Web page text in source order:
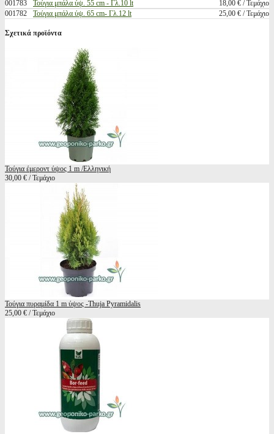
001783
Τούγια μπάλα ύψ. 55 cm - Γλ.10 lt
18,00 € / Τεμάχιο
001782
Τούγια μπάλα ύψ. 65 cm- Γλ.12 lt 25,00 € / Τεμάχιο
Σχετικά προϊόντα
Τούγια έμεροντ ύψος 1 m /Ελληνική
30,00 € / Τεμάχιο
Τούγια πυραμίδα 1 m ύψος -Thuja Pyramidalis
25,00 € / Τεμάχιο